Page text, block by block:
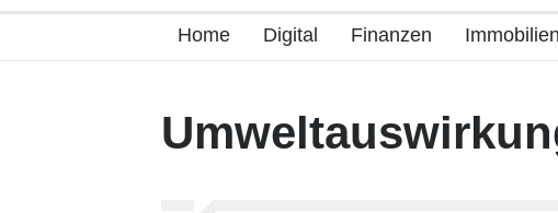
Home Digital Finanzen Immobilien